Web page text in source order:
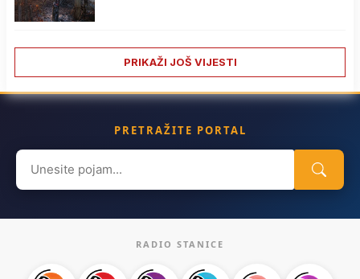
PRIKAŽI JOŠ VIJESTI
PRETRAŽITE PORTAL
Search
for:
RADIO STANICE